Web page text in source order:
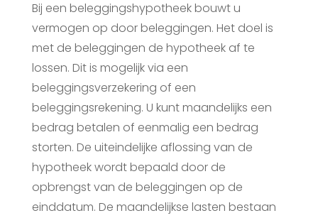
Bij een beleggingshypotheek bouwt u
vermogen op door beleggingen. Het doel is
met de beleggingen de hypotheek af te
lossen. Dit is mogelijk via een
beleggingsverzekering of een
beleggingsrekening. U kunt maandelijks een
bedrag betalen of eenmalig een bedrag
storten. De uiteindelijke aflossing van de
hypotheek wordt bepaald door de
opbrengst van de beleggingen op de
einddatum. De maandelijkse lasten bestaan